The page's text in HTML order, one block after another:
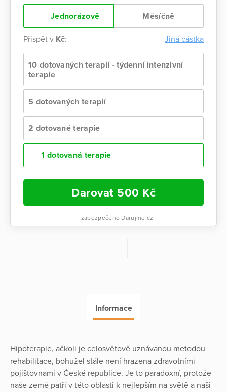
Jednorázově Měsíčně
Přispět v Kč: Jiná částka
10 dotovaných terapií - týdenní intenzivní
terapie
5 dotovaných terapií
2 dotované terapie
1 dotovaná terapie
Darovat 500 Kč
zabezpečeno Darujme.cz
Informace
Hipoterapie, ačkoli je celosvětově uznávanou metodou
rehabilitace, bohužel stále není hrazena zdravotními
pojišťovnami v České republice. Je to paradoxní, protože
naše země patří v této oblasti k nejlepším na světě a naši